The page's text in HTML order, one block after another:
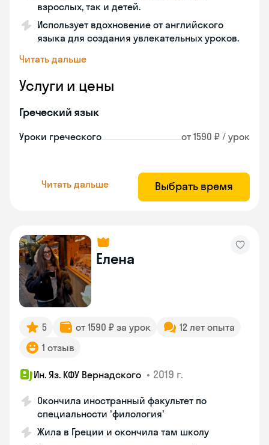
взрослых, так и детей.
Использует вдохновение от английского
языка для создания увлекательных уроков.
Читать дальше
Услуги и цены
Греческий язык
Уроки греческого от 1590 ₽ / урок
Читать дальше Выбрать время
Елена
5 от 1590 ₽ за урок
12 лет опыта
1 отзыв
Ин. Яз. КФУ Вернадского • 2019 г.
Окончила иностранный факультет по
специальности 'филология'
Жила в Греции и окончила там школу